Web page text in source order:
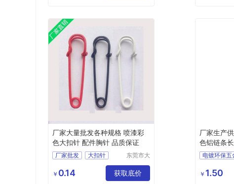
厂家大量批发各种规格 喷漆彩
色大扣针 配件胸针 品质保证
厂家批发
大扣针
东莞市大
品有限公
司
￥ 0.14 获取底价
厂家生产
色铝链条
电镀环保五
￥ 1.50